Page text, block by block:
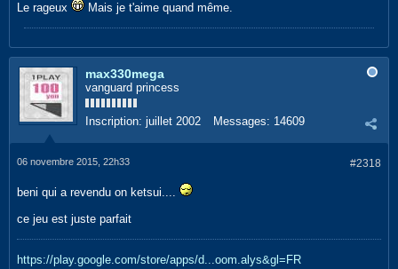
Le rageux Mais je t'aime quand même.
max330mega
vanguard princess
Inscription: juillet 2002 Messages: 14609
#2318
06 novembre 2015, 22h33
beni qui a revendu on ketsui....
ce jeu est juste parfait
https://play.google.com/store/apps/d...oom.alys&gl=FR